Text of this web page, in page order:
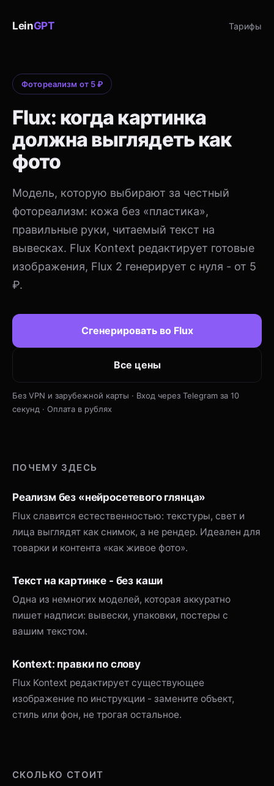
LeinGPT Тарифы
Фотореализм от 5 ₽
Flux: когда картинка
должна выглядеть как
фото
Модель, которую выбирают за честный
фотореализм: кожа без «пластика»,
правильные руки, читаемый текст на
вывесках. Flux Kontext редактирует готовые
изображения, Flux 2 генерирует с нуля - от 5
₽.
Сгенерировать во Flux
Все цены
Без VPN и зарубежной карты · Вход через Telegram за 10
секунд · Оплата в рублях
ПОЧЕМУ ЗДЕСЬ
Реализм без «нейросетевого глянца»
Flux славится естественностью: текстуры, свет и
лица выглядят как снимок, а не рендер. Идеален для
товарки и контента «как живое фото».
Текст на картинке - без каши
Одна из немногих моделей, которая аккуратно
пишет надписи: вывески, упаковки, постеры с
вашим текстом.
Kontext: правки по слову
Flux Kontext редактирует существующее
изображение по инструкции - замените объект,
стиль или фон, не трогая остальное.
СКОЛЬКО СТОИТ